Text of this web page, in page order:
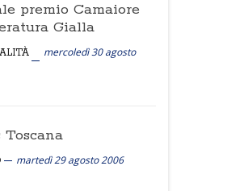
premio Camaiore
Gialla
mercoledì 30 agosto
Toscana
martedì 29 agosto 2006